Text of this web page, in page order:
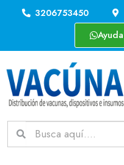
3206753450
Ayuda